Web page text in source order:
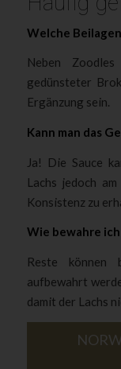
Welche
Neben
gedünsteter
Ergänzung sein.
Kann man das
Ja! Die Sauce
Lachs jedoch
Konsistenz zu
Wie bewahre
Reste können
aufbewahrt
damit der Lachs